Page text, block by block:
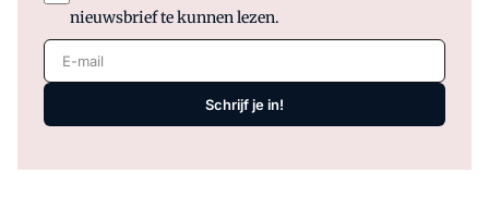
nieuwsbrief te kunnen lezen.
E-mail
Schrijf je in!